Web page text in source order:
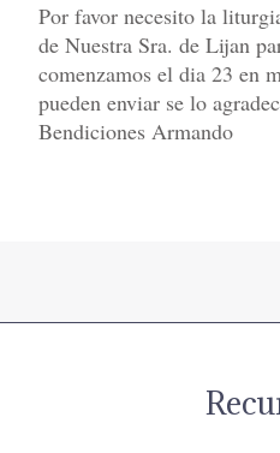
Por favor necesito la
de Nuestra Sra. de Lijan
comenzamos el dia 23 en
pueden enviar se lo
Bendiciones Armando